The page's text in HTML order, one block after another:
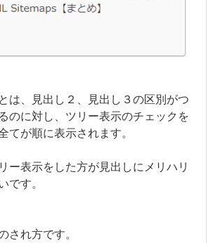
は、見出し２、見出し３の区別がつ
のに対し、ツリー表示のチェックを
てが順に表示されます。
ー表示をした方が見出しにメリハリ
です。
され方です。